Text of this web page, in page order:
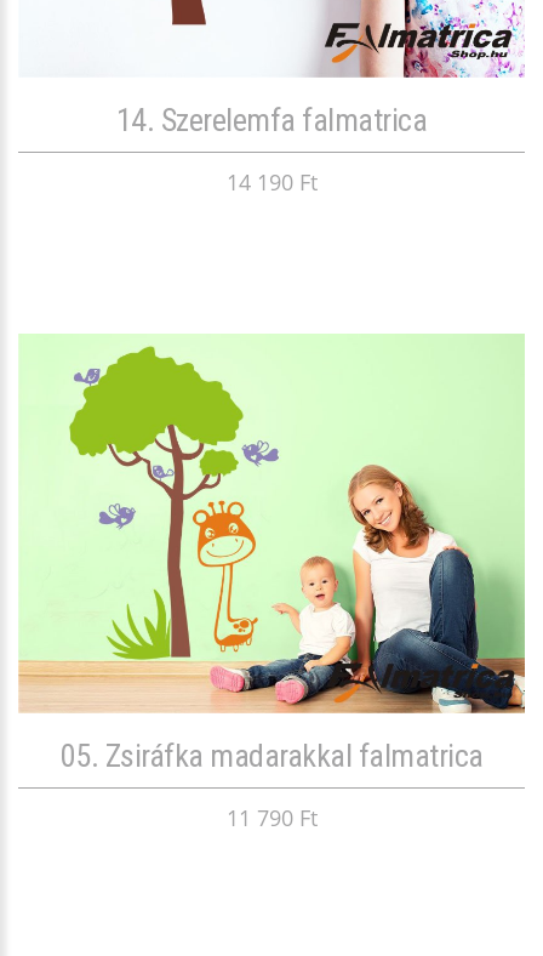
14. Szerelemfa falmatrica
14 190 Ft
05. Zsiráfka madarakkal falmatrica
11 790 Ft